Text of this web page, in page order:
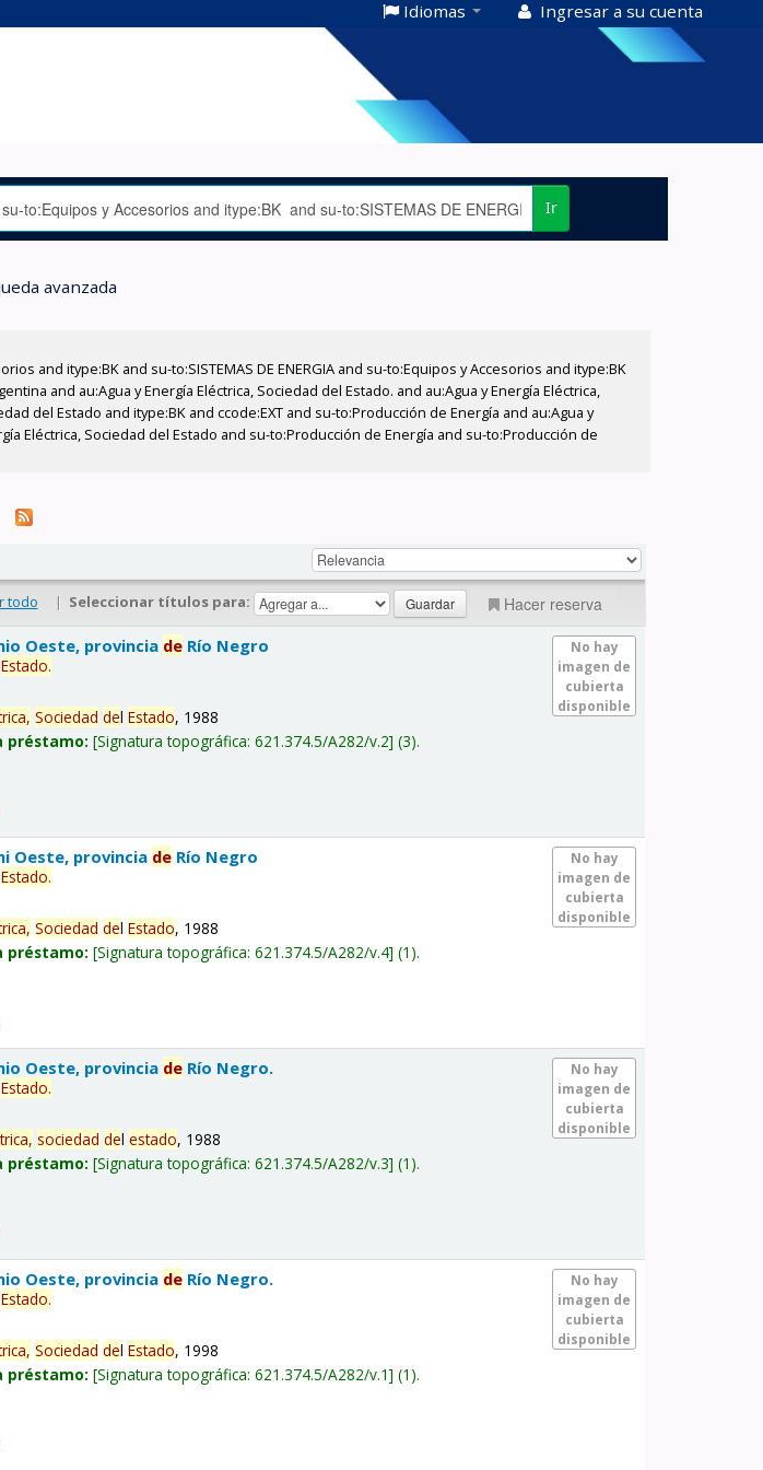
Idiomas Ingresar a su cuenta
Ir
avanzada
and itype:BK and su-to:SISTEMAS DE ENERGIA and su-to:Equipos y Accesorios and itype:BK
and au:Agua y Energía Eléctrica, Sociedad del Estado. and au:Agua y Energía Eléctrica,
del Estado and itype:BK and ccode:EXT and su-to:Producción de Energía and au:Agua y
Eléctrica, Sociedad del Estado and su-to:Producción de Energía and su-to:Producción de
todo | Seleccionar títulos para: Hacer reserva
No hay
imagen de
cubierta
disponible
Oeste, provincia de Río Negro
Estado.
Sociedad delEstado, 1988
préstamo: Signatura topográfica:621.374.5/A282/v.2 (3).
No hay
imagen de
cubierta
disponible
Oeste, provincia de Río Negro
Estado.
Sociedad delEstado, 1988
préstamo: Signatura topográfica:621.374.5/A282/v.4 (1).
No hay
imagen de
cubierta
disponible
Oeste, provincia de Río Negro.
Estado.
sociedad delestado, 1988
préstamo: Signatura topográfica:621.374.5/A282/v.3 (1).
No hay
imagen de
cubierta
disponible
Oeste, provincia de Río Negro.
Estado.
Sociedad delEstado, 1998
préstamo: Signatura topográfica:621.374.5/A282/v.1 (1).